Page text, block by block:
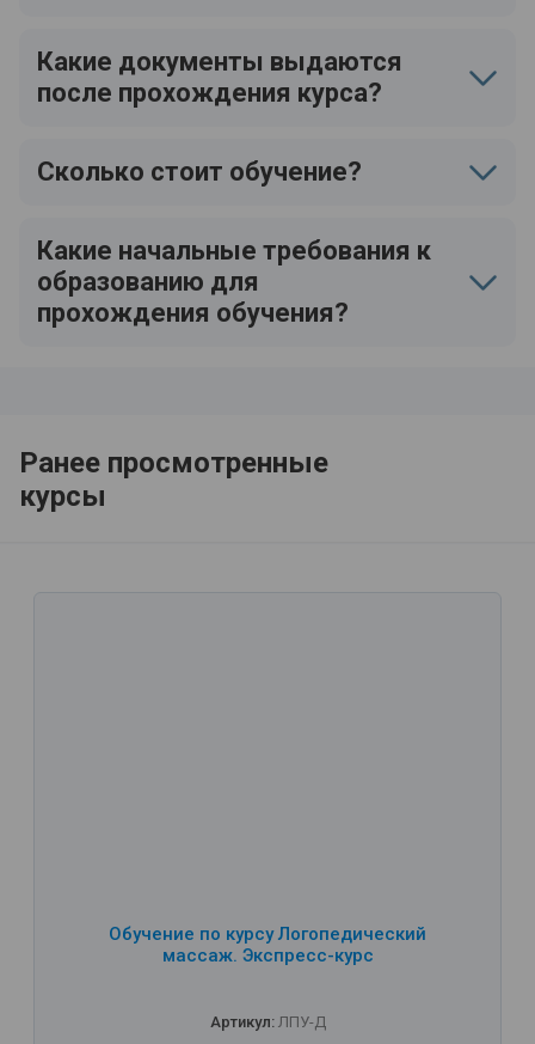
Какие документы выдаются
после прохождения курса?
Сколько стоит обучение?
Какие начальные требования к
образованию для
прохождения обучения?
Ранее просмотренные
курсы
Обучение по курсу Логопедический
массаж. Экспресс-курс
Артикул:ЛПУ-Д